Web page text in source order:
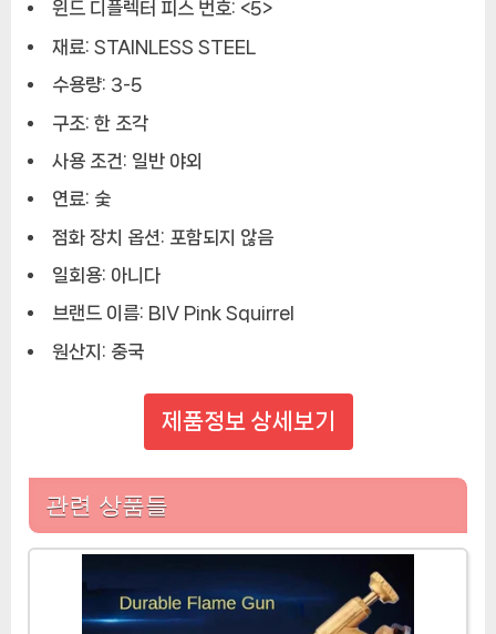
윈드 디플렉터 피스 번호: <5>
재료: STAINLESS STEEL
수용량: 3-5
구조: 한 조각
사용 조건: 일반 야외
연료: 숯
점화 장치 옵션: 포함되지 않음
일회용: 아니다
브랜드 이름: BIV Pink Squirrel
원산지: 중국
제품정보 상세보기
관련 상품들